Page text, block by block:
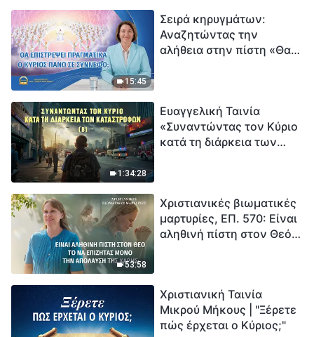
15:45
Σειρά κηρυγμάτων:
Αναζητώντας την
αλήθεια στην πίστη «Θα
1:34:28
Ευαγγελική Ταινία
«Συναντώντας τον Κύριο
κατά τη διάρκεια των
εξαφάνισης». Οι
καταστροφές χτυπούν.
Ξεκινά η αντίστροφη
53:58
Χριστιανικές βιωματικές
μαρτυρίες, ΕΠ. 570: Είναι
αληθινή πίστη στον Θεό
Χριστιανική Ταινία
Μικρού Μήκους | "Ξέρετε
πώς έρχεται ο Κύριος;"